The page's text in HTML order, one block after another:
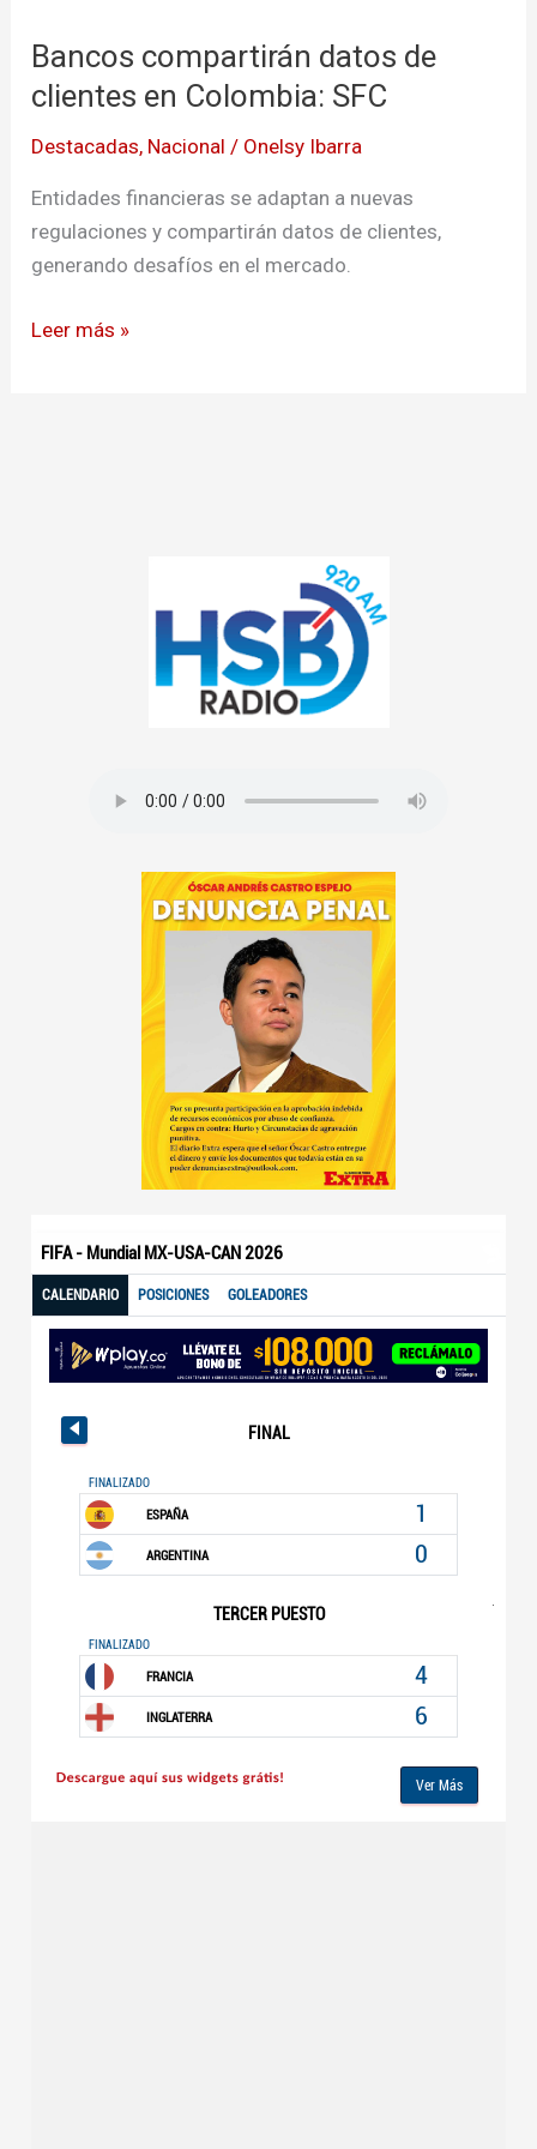
Bancos compartirán datos de
clientes en Colombia: SFC
Destacadas, Nacional / Onelsy Ibarra
Entidades financieras se adaptan a nuevas
regulaciones y compartirán datos de clientes,
generando desafíos en el mercado.
datos
de
en
Colombia:
SFC
Leer más »